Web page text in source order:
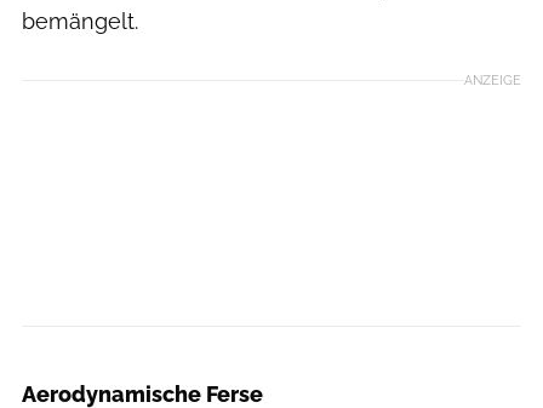
bemängelt.
ANZEIGE
Aerodynamische Ferse